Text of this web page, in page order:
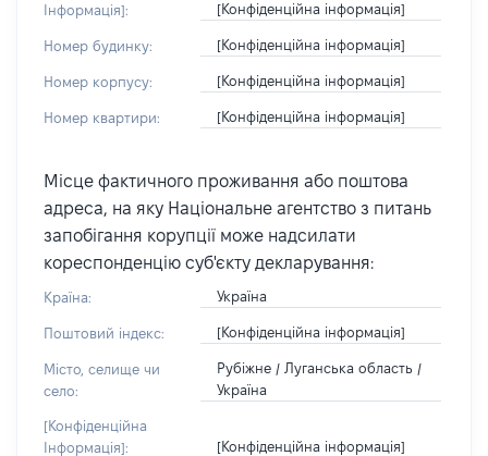
Інформація]:
[Конфіденційна інформація]
Номер будинку: [Конфіденційна інформація]
Номер корпусу: [Конфіденційна інформація]
Номер квартири: [Конфіденційна інформація]
Місце фактичного проживання або поштова
адреса, на яку Національне агентство з питань
запобігання корупції може надсилати
кореспонденцію суб'єкту декларування:
Країна: Україна
Поштовий індекс: [Конфіденційна інформація]
Місто, селище чи
село:
Рубіжне / Луганська область /
Україна
[Конфіденційна
Інформація]:
[Конфіденційна інформація]